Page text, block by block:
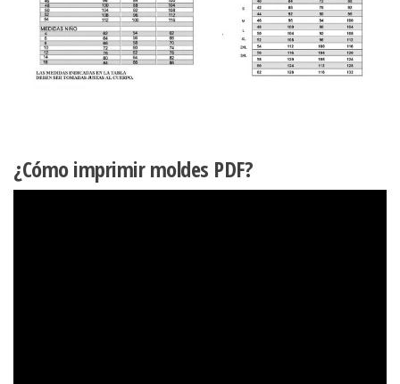
¿Cómo imprimir moldes PDF?